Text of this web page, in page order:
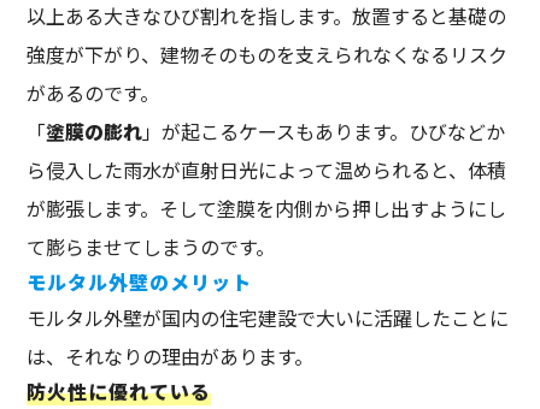
以上ある大きなひび割れを指します。放置すると基礎の
強度が下がり、建物そのものを支えられなくなるリスク
があるのです。
「塗膜の膨れ」が起こるケースもあります。ひびなどか
ら侵入した雨水が直射日光によって温められると、体積
が膨張します。そして塗膜を内側から押し出すようにし
て膨らませてしまうのです。
モルタル外壁のメリット
モルタル外壁が国内の住宅建設で大いに活躍したことに
は、それなりの理由があります。
防火性に優れている